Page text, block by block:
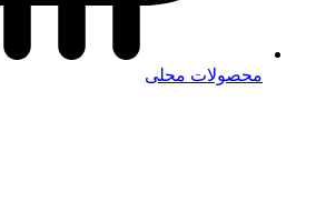
محصولات محلی